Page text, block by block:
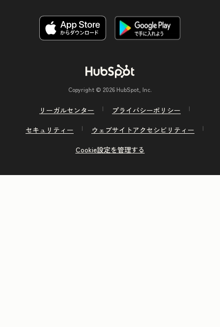
Copyright © 2026 HubSpot, Inc.
リーガルセンター
プライバシーポリシー
セキュリティー
ウェブサイトアクセシビリティー
Cookie設定を管理する